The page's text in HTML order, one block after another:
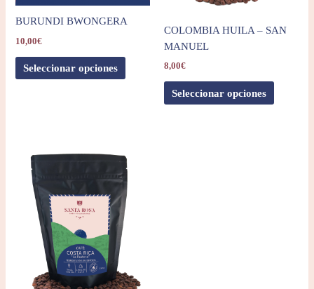
BURUNDI BWONGERA
10,00€
Seleccionar opciones
COLOMBIA HUILA – SAN
MANUEL
8,00€
Seleccionar opciones